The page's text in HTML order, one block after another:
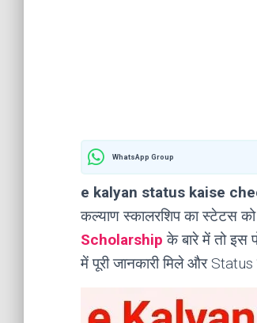
WhatsApp Group
e kalyan status kaise
कल्याण स्कालरशिप का स्टेटस
Scholarship के बारे में तो इस
में पूरी जानकारी मिले और